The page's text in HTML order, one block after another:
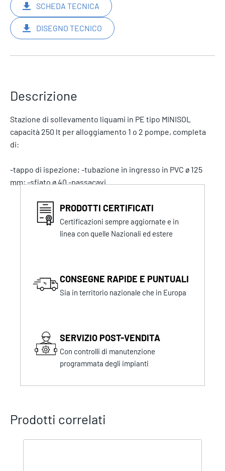
SCHEDA TECNICA
DISEGNO TECNICO
Descrizione
Stazione di sollevamento liquami in PE tipo MINISOL
capacità 250 lt per alloggiamento 1 o 2 pompe, completa
di:
-tappo di ispezione; -tubazione in ingresso in PVC ø 125
mm; -sfiato ø 40 -passacavi.
PRODOTTI CERTIFICATI
Certificazioni sempre aggiornate e in
linea con quelle Nazionali ed estere
CONSEGNE RAPIDE E PUNTUALI
Sia in territorio nazionale che in Europa
SERVIZIO POST-VENDITA
Con controlli di manutenzione
programmata degli impianti
Prodotti correlati